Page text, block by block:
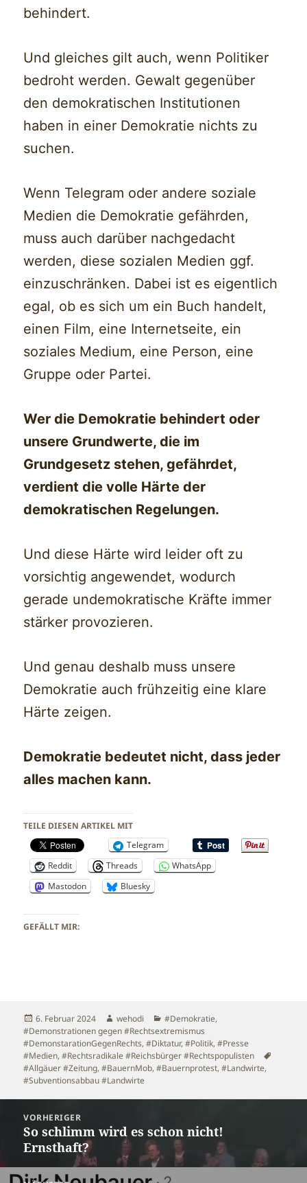
behindert.
Und gleiches gilt auch, wenn Politiker
bedroht werden. Gewalt gegenüber
den demokratischen Institutionen
haben in einer Demokratie nichts zu
suchen.
Wenn Telegram oder andere soziale
Medien die Demokratie gefährden,
muss auch darüber nachgedacht
werden, diese sozialen Medien ggf.
einzuschränken. Dabei ist es eigentlich
egal, ob es sich um ein Buch handelt,
einen Film, eine Internetseite, ein
soziales Medium, eine Person, eine
Gruppe oder Partei.
Wer die Demokratie behindert oder
unsere Grundwerte, die im
Grundgesetz stehen, gefährdet,
verdient die volle Härte der
demokratischen Regelungen.
Und diese Härte wird leider oft zu
vorsichtig angewendet, wodurch
gerade undemokratische Kräfte immer
stärker provozieren.
Und genau deshalb muss unsere
Demokratie auch frühzeitig eine klare
Härte zeigen.
Demokratie bedeutet nicht, dass jeder
alles machen kann.
TEILE DIESEN ARTIKEL MIT
Telegram
Reddit
Threads
WhatsApp
Mastodon
Bluesky
GEFÄLLT MIR:
Veröffentlicht
am
6. Februar 2024 Autor
wehodi Kategorien
#Demokratie,
#Demonstrationen gegen #Rechtsextremismus
#DemonstarationGegenRechts,#Diktatur,#Politik,#Presse
#Medien,#Rechtsradikale #Reichsbürger #Rechtspopulisten
#Allgäuer #Zeitung,#BauernMob,#Bauernprotest,#Landwirte,
#Subventionsabbau #Landwirte
Beitragsnavigation
VORHERIGER
Vorheriger
Beitrag:
So schlimm wird es schon nicht!
Ernsthaft?